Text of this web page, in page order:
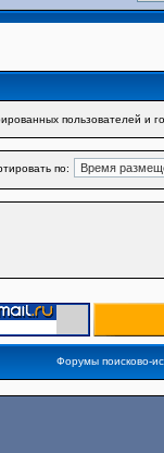
пользователей и
по:
Форумы поисково-